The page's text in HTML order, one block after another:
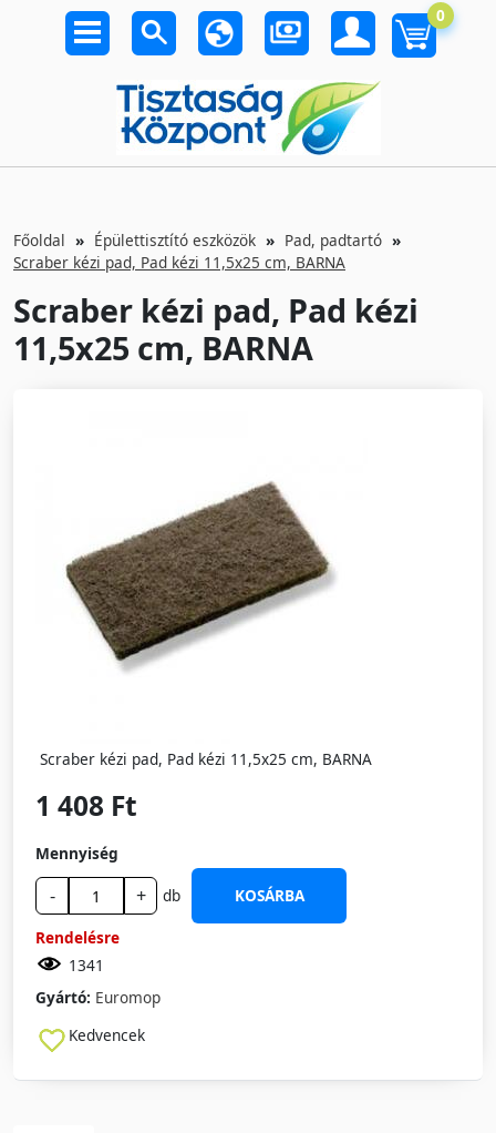
0
Főoldal Épülettisztító eszközök
Pad, padtartó
Scraber kézi pad, Pad kézi 11,5x25 cm, BARNA
Scraber kézi pad, Pad kézi
11,5x25 cm, BARNA
Scraber kézi pad, Pad kézi 11,5x25 cm, BARNA
1 408 Ft
Mennyiség
- + db
KOSÁRBA
Rendelésre
1341
Gyártó: Euromop
Kedvencek